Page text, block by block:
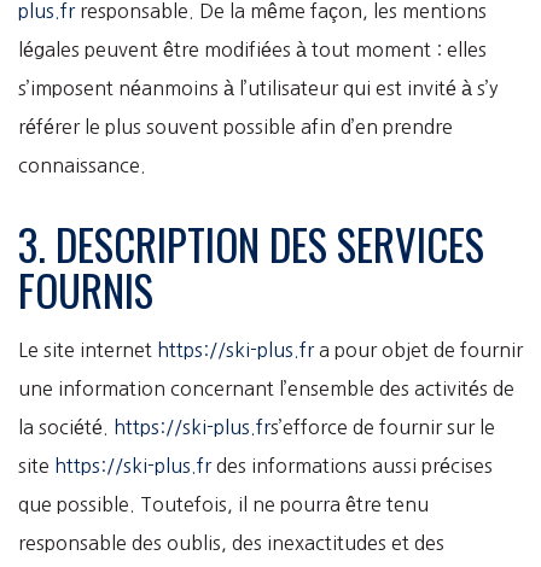
plus.frresponsable. De la même façon, les mentions
légales peuvent être modifiées à tout moment : elles
s’imposent néanmoins à l’utilisateur qui est invité à s’y
référer le plus souvent possible afin d’en prendre
connaissance.
3. DESCRIPTION DES SERVICES
FOURNIS
Le site internet https://ski-plus.fra pour objet de fournir
une information concernant l’ensemble des activités de
la société.
https://ski-plus.frs’efforce de fournir sur le
site https://ski-plus.frdes informations aussi précises
que possible. Toutefois, il ne pourra être tenu
responsable des oublis, des inexactitudes et des